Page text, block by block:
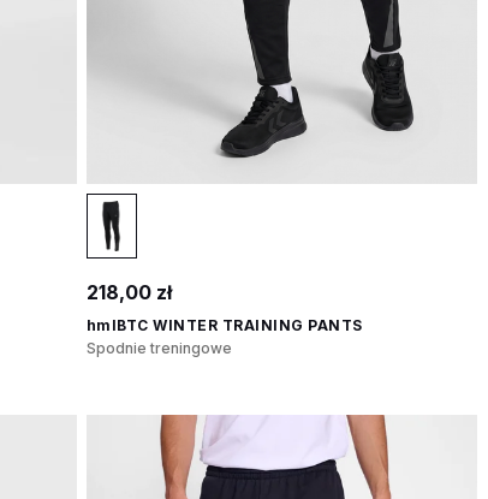
218,00 zł
hmlBTC WINTER TRAINING PANTS
Spodnie treningowe